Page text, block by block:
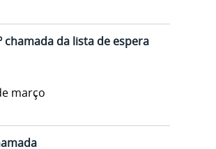
chamada da lista de espera
março